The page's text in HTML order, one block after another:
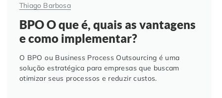
Thiago Barbosa
BPO O que é, quais as vantagens
e como implementar?
O BPO ou Business Process Outsourcing é uma
solução estratégica para empresas que buscam
otimizar seus processos e reduzir custos.